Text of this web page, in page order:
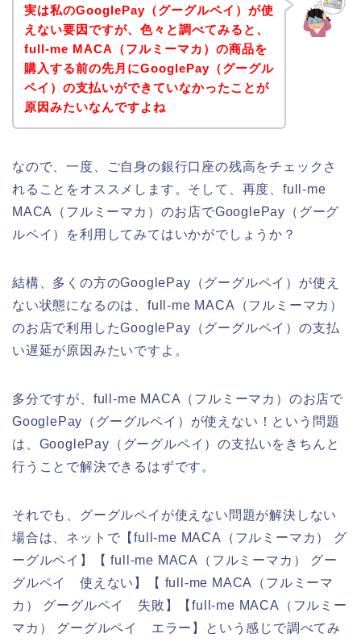
実は私のGooglePay（グーグルペイ）が使
えない要因ですが、色々と調べてみると、
full-me MACA（フルミーマカ）の商品を
購入する前の先月にGooglePay（グーグル
ペイ）の支払いができていなかったことが
原因みたいなんですよね
なので、一度、ご自身の銀行口座の残高をチェックさ
れることをオススメします。そして、再度、full-me
MACA（フルミーマカ）のお店でGooglePay（グーグ
ルペイ）を利用してみてはいかがでしょうか？
結構、多くの方のGooglePay（グーグルペイ）が使え
ない状態になるのは、full-me MACA（フルミーマカ）
のお店で利用したGooglePay（グーグルペイ）の支払
い遅延が原因みたいですよ。
多分ですが、full-me MACA（フルミーマカ）のお店で
GooglePay（グーグルペイ）が使えない！という問題
は、GooglePay（グーグルペイ）の支払いをきちんと
行うことで解決できるはずです。
それでも、グーグルペイが使えない問題が解決しない
場合は、ネットで【full-me MACA（フルミーマカ） グ
ーグルペイ】【 full-me MACA（フルミーマカ） グー
グルペイ 使えない】【 full-me MACA（フルミーマ
カ） グーグルペイ 失敗】【full-me MACA（フルミー
マカ） グーグルペイ エラー】という感じで調べてみ